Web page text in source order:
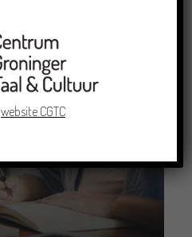
website CGTC